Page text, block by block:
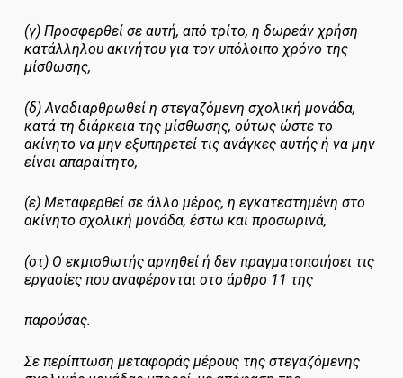
(γ) Προσφερθεί σε αυτή, από τρίτο, η δωρεάν χρήση
κατάλληλου ακινήτου για τον υπόλοιπο χρόνο της
μίσθωσης,
(δ) Αναδιαρθρωθεί η στεγαζόμενη σχολική μονάδα,
κατά τη διάρκεια της μίσθωσης, ούτως ώστε το
ακίνητο να μην εξυπηρετεί τις ανάγκες αυτής ή να μην
είναι απαραίτητο,
(ε) Μεταφερθεί σε άλλο μέρος, η εγκατεστημένη στο
ακίνητο σχολική μονάδα, έστω και προσωρινά,
(στ) Ο εκμισθωτής αρνηθεί ή δεν πραγματοποιήσει τις
εργασίες που αναφέρονται στο άρθρο 11 της
παρούσας.
Σε περίπτωση μεταφοράς μέρους της στεγαζόμενης